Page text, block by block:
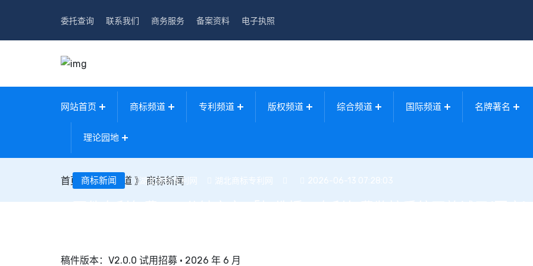
委托查询 联系我们 商务服务 备案资料 电子执照
网站首页 商标频道 专利频道 版权频道 综合频道 国际频道 名牌著名
理论园地
首页 》商标频道 》商标新闻
商标新闻 湖北商标专利网 湖北商标专利网 2026-06-13 07:28:03
稿件版本：V2.0.0 试用招募 · 2026 年 6 月